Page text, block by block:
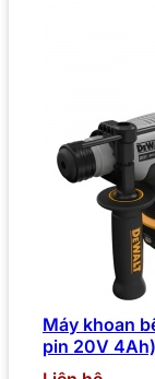
Máy khoan
pin 20V 4Ah)